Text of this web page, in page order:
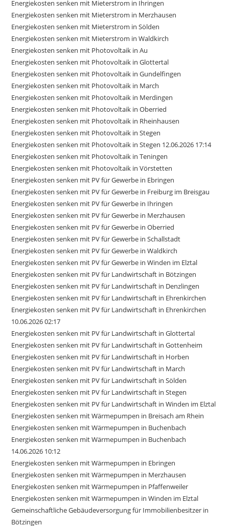
Energiekosten senken mit Mieterstrom in Ihringen
Energiekosten senken mit Mieterstrom in Merzhausen
Energiekosten senken mit Mieterstrom in Sölden
Energiekosten senken mit Mieterstrom in Waldkirch
Energiekosten senken mit Photovoltaik in Au
Energiekosten senken mit Photovoltaik in Glottertal
Energiekosten senken mit Photovoltaik in Gundelfingen
Energiekosten senken mit Photovoltaik in March
Energiekosten senken mit Photovoltaik in Merdingen
Energiekosten senken mit Photovoltaik in Oberried
Energiekosten senken mit Photovoltaik in Rheinhausen
Energiekosten senken mit Photovoltaik in Stegen
Energiekosten senken mit Photovoltaik in Stegen 12.06.2026 17:14
Energiekosten senken mit Photovoltaik in Teningen
Energiekosten senken mit Photovoltaik in Vörstetten
Energiekosten senken mit PV für Gewerbe in Ebringen
Energiekosten senken mit PV für Gewerbe in Freiburg im Breisgau
Energiekosten senken mit PV für Gewerbe in Ihringen
Energiekosten senken mit PV für Gewerbe in Merzhausen
Energiekosten senken mit PV für Gewerbe in Oberried
Energiekosten senken mit PV für Gewerbe in Schallstadt
Energiekosten senken mit PV für Gewerbe in Waldkirch
Energiekosten senken mit PV für Gewerbe in Winden im Elztal
Energiekosten senken mit PV für Landwirtschaft in Bötzingen
Energiekosten senken mit PV für Landwirtschaft in Denzlingen
Energiekosten senken mit PV für Landwirtschaft in Ehrenkirchen
Energiekosten senken mit PV für Landwirtschaft in Ehrenkirchen
10.06.2026 02:17
Energiekosten senken mit PV für Landwirtschaft in Glottertal
Energiekosten senken mit PV für Landwirtschaft in Gottenheim
Energiekosten senken mit PV für Landwirtschaft in Horben
Energiekosten senken mit PV für Landwirtschaft in March
Energiekosten senken mit PV für Landwirtschaft in Sölden
Energiekosten senken mit PV für Landwirtschaft in Stegen
Energiekosten senken mit PV für Landwirtschaft in Winden im Elztal
Energiekosten senken mit Wärmepumpen in Breisach am Rhein
Energiekosten senken mit Wärmepumpen in Buchenbach
Energiekosten senken mit Wärmepumpen in Buchenbach
14.06.2026 10:12
Energiekosten senken mit Wärmepumpen in Ebringen
Energiekosten senken mit Wärmepumpen in Merzhausen
Energiekosten senken mit Wärmepumpen in Pfaffenweiler
Energiekosten senken mit Wärmepumpen in Winden im Elztal
Gemeinschaftliche Gebäudeversorgung für Immobilienbesitzer in
Bötzingen